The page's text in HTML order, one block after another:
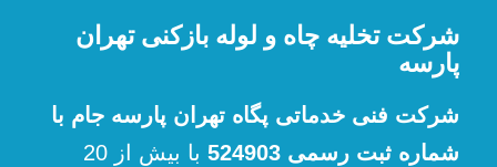
شرکت تخلیه چاه و لوله بازکنی تهران
پارسه
شرکت فنی خدماتی پگاه تهران پارسه جام با
شماره ثبت رسمی 524903
با بیش از 20